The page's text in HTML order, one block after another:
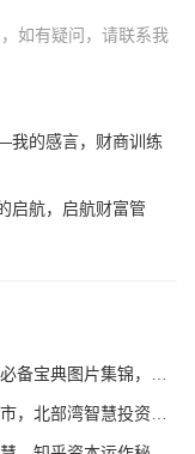
，如有疑问，请联系我
的感言，财商训练
启航，启航财富管
，智慧投资之路的权威指南图鉴
攻略，北海市民间投资指南